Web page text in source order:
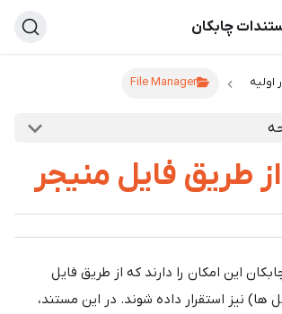
چابکان
اولیه File Manager
طریق فایل منیجر
این امکان را دارند که از طریق فایل
ها) نیز استقرار داده شوند. در این مستند،